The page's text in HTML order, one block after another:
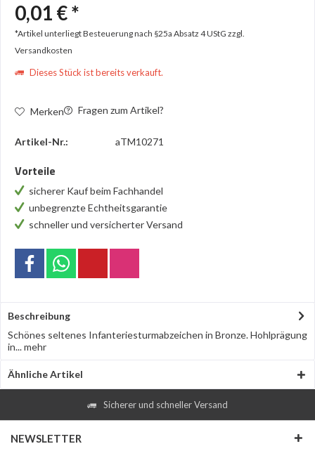
0,01 € *
*Artikel unterliegt Besteuerung nach §25a Absatz 4 UStG zzgl.
Versandkosten
Dieses Stück ist bereits verkauft.
Merken Fragen zum Artikel?
Artikel-Nr.: aTM10271
Vorteile
sicherer Kauf beim Fachhandel
unbegrenzte Echtheitsgarantie
schneller und versicherter Versand
Beschreibung
Schönes seltenes Infanteriesturmabzeichen in Bronze. Hohlprägung
in...mehr
Ähnliche Artikel
Sicherer und schneller Versand
NEWSLETTER